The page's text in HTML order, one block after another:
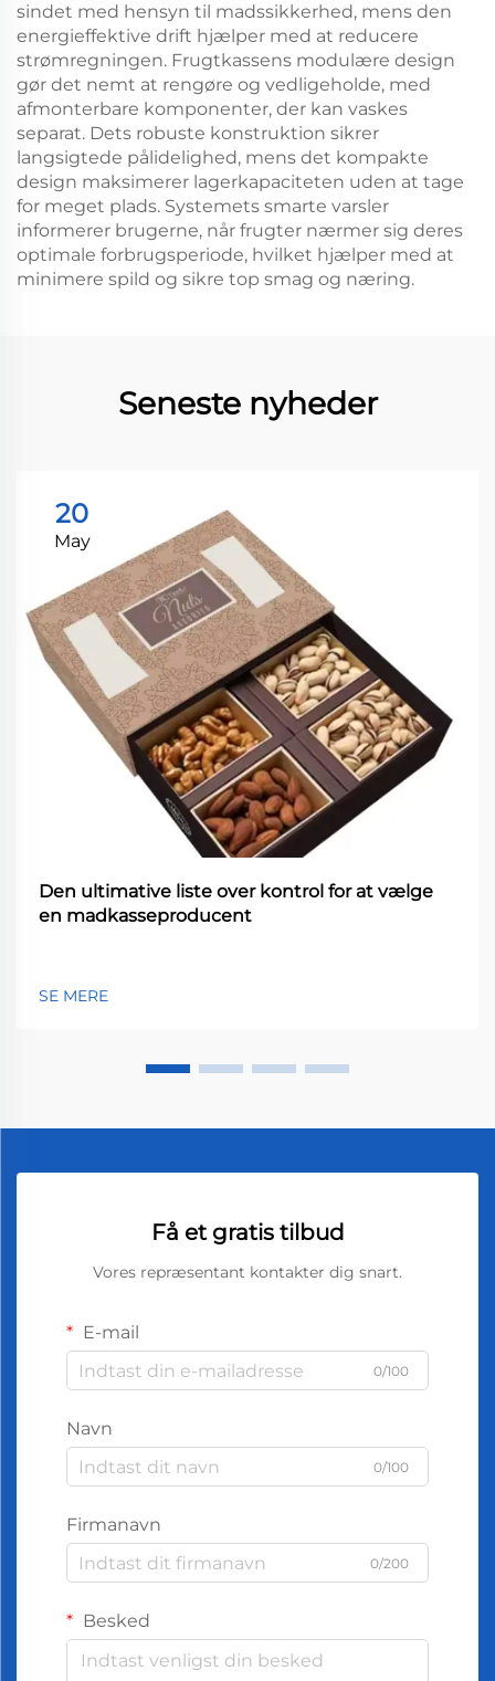
sindet med hensyn til madssikkerhed, mens den
energieffektive drift hjælper med at reducere
strømregningen. Frugtkassens modulære design
gør det nemt at rengøre og vedligeholde, med
afmonterbare komponenter, der kan vaskes
separat. Dets robuste konstruktion sikrer
langsigtede pålidelighed, mens det kompakte
design maksimerer lagerkapaciteten uden at tage
for meget plads. Systemets smarte varsler
informerer brugerne, når frugter nærmer sig deres
optimale forbrugsperiode, hvilket hjælper med at
minimere spild og sikre top smag og næring.
Seneste nyheder
20
May
Den ultimative liste over kontrol for at vælge
en madkasseproducent
SE MERE
Få et gratis tilbud
Vores repræsentant kontakter dig snart.
E-mail
0/100
Navn
0/100
Firmanavn
0/200
Besked